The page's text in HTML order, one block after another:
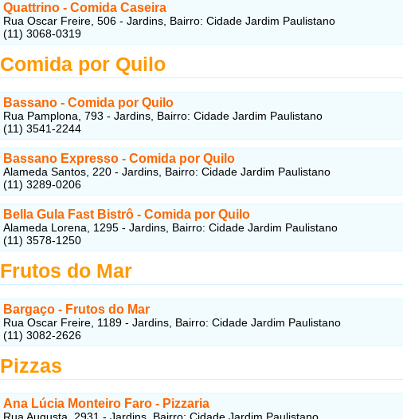
Quattrino - Comida Caseira
Rua Oscar Freire, 506 - Jardins, Bairro: Cidade Jardim Paulistano
(11) 3068-0319
Comida por Quilo
Bassano - Comida por Quilo
Rua Pamplona, 793 - Jardins, Bairro: Cidade Jardim Paulistano
(11) 3541-2244
Bassano Expresso - Comida por Quilo
Alameda Santos, 220 - Jardins, Bairro: Cidade Jardim Paulistano
(11) 3289-0206
Bella Gula Fast Bistrô - Comida por Quilo
Alameda Lorena, 1295 - Jardins, Bairro: Cidade Jardim Paulistano
(11) 3578-1250
Frutos do Mar
Bargaço - Frutos do Mar
Rua Oscar Freire, 1189 - Jardins, Bairro: Cidade Jardim Paulistano
(11) 3082-2626
Pizzas
Ana Lúcia Monteiro Faro - Pizzaria